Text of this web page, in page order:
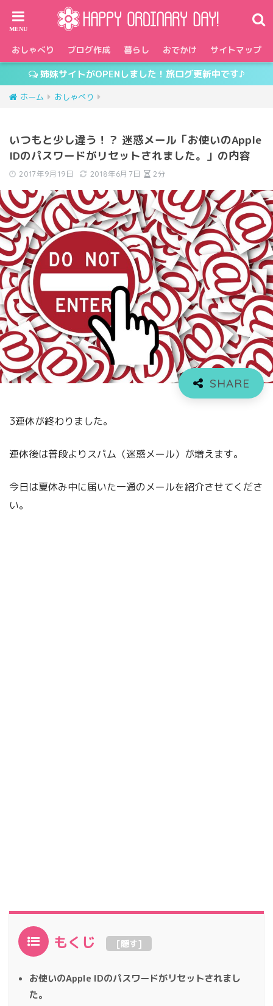
おしゃべり ブログ作成 暮らし おでかけ サイトマップ
姉妹サイトがOPENしました！旅ログ更新中です♪
ホーム おしゃべり
いつもと少し違う！？ 迷惑メール「お使いのApple
IDのパスワードがリセットされました。」の内容
2017年9月19日 2018年6月7日 2分
3連休が終わりました。
連休後は普段よりスパム（迷惑メール）が増えます。
今日は夏休み中に届いた一通のメールを紹介させてくださ
い。
もくじ [隠す]
お使いのApple IDのパスワードがリセットされまし
た。